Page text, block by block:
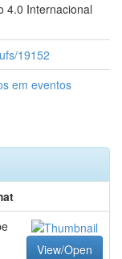
4.0 Internacional
19152
em eventos
View/Open